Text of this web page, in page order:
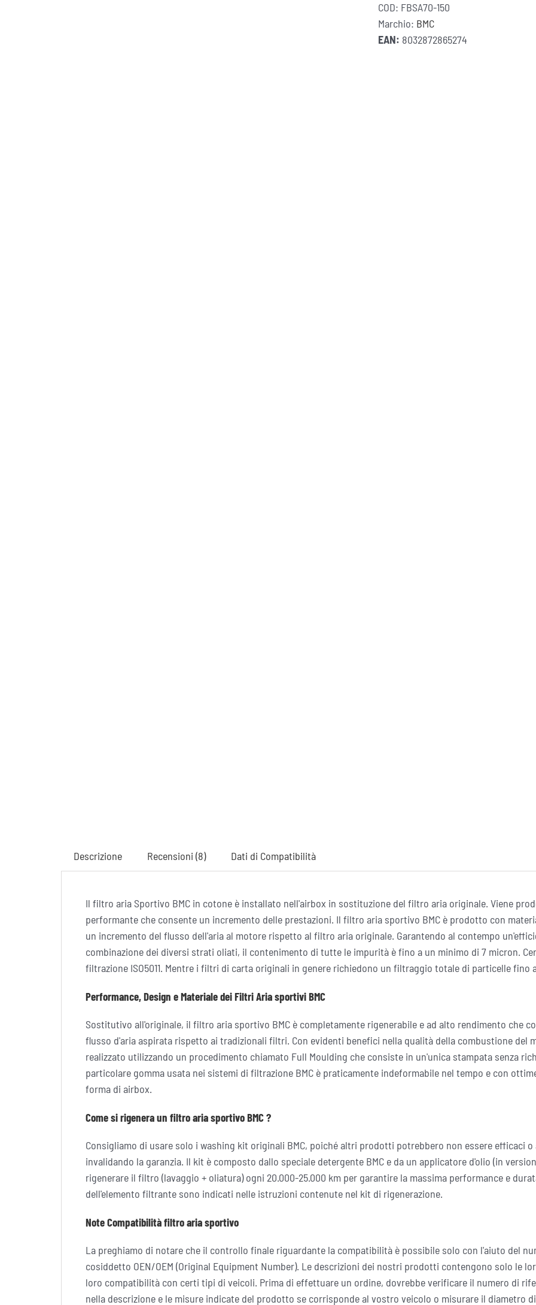
COD: FBSA70-150
Marchio: BMC
EAN: 8032872865274
Descrizione Recensioni (8) Dati di Compatibilità
Il filtro aria Sportivo BMC in cotone è installato nell'airbox in sostituzione del filtro aria originale. Viene
performante che consente un incremento delle prestazioni. Il filtro aria sportivo BMC è prodotto con
un incremento del flusso dell'aria al motore rispetto al filtro aria originale. Garantendo al contempo
combinazione dei diversi strati oliati, il contenimento di tutte le impurità è fino a un minimo di 7 micron.
filtrazione ISO5011. Mentre i filtri di carta originali in genere richiedono un filtraggio totale di particelle fino
Performance, Design e Materiale dei Filtri Aria sportivi BMC
Sostitutivo all'originale, il filtro aria sportivo BMC è completamente rigenerabile e ad alto rendimento che
flusso d'aria aspirata rispetto ai tradizionali filtri. Con evidenti benefici nella qualità della combustione del
realizzato utilizzando un procedimento chiamato Full Moulding che consiste in un'unica stampata senza
particolare gomma usata nei sistemi di filtrazione BMC è praticamente indeformabile nel tempo e con
forma di airbox.
Come si rigenera un filtro aria sportivo BMC ?
Consigliamo di usare solo i washing kit originali BMC, poiché altri prodotti potrebbero non essere
invalidando la garanzia. Il kit è composto dallo speciale detergente BMC e da un applicatore d'olio (in
rigenerare il filtro (lavaggio + oliatura) ogni 20.000-25.000 km per garantire la massima performance e
dell'elemento filtrante sono indicati nelle istruzioni contenute nel kit di rigenerazione.
Note Compatibilità filtro aria sportivo
La preghiamo di notare che il controllo finale riguardante la compatibilità è possibile solo con l'aiuto del
cosiddetto OEN/OEM (Original Equipment Number). Le descrizioni dei nostri prodotti contengono solo le
loro compatibilità con certi tipi di veicoli. Prima di effettuare un ordine, dovrebbe verificare il numero di
nella descrizione e le misure indicate del prodotto se corrisponde al vostro veicolo o misurare il diametro